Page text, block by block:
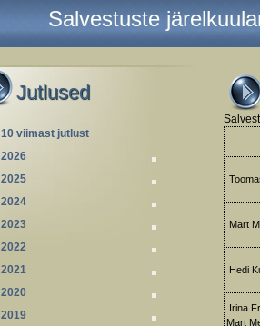
Jutlused
10 viimast jutlust
2026
2025
2024
2023
2022
2021
2020
2019
Mart
Hedi
Irina
Mart
Salvestuste